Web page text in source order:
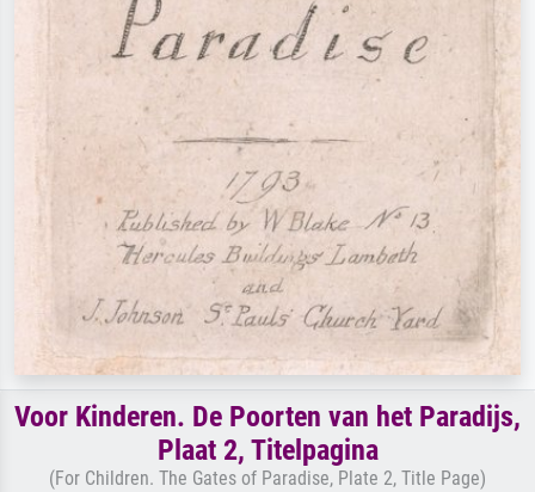
Voor Kinderen. De Poorten van het Paradijs,
Plaat 2, Titelpagina
(For Children. The Gates of Paradise, Plate 2, Title Page)